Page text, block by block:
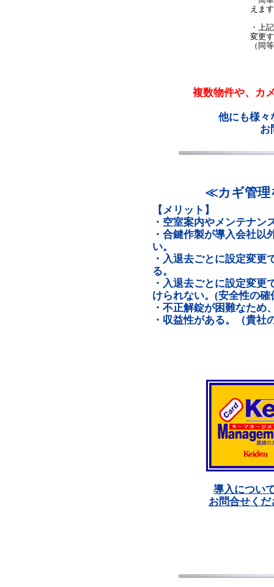
えま
・上
変更
（同
複数物件や、カ
他にも様々
お
≪カギ管理
【メリット】
・空室案内やメンテナン
・合鍵作製が導入会社以
い。
・入退去ごとに設定変更
る。
・入退去ごとに設定変更
けられない。(安全性の確
・不正解錠が困難なため
・収益性がある。（貴社
導入につい
お問合せくだ